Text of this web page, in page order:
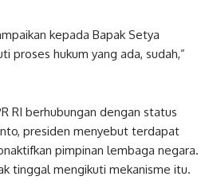
kepada Bapak Setya
proses hukum yang ada, sudah,”
RI berhubungan dengan status
presiden menyebut terdapat
pimpinan lembaga negara.
tinggal mengikuti mekanisme itu.